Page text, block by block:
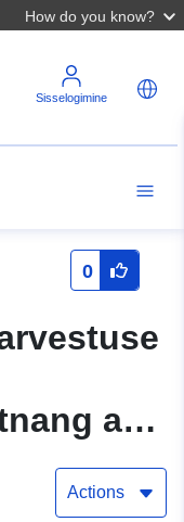
How do you know?
Sisselogimine
0
am
Actions